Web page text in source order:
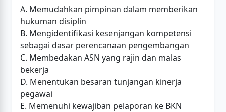
A. Memudahkan pimpinan dalam memberikan
hukuman disiplin
B. Mengidentifikasi kesenjangan kompetensi
sebagai dasar perencanaan pengembangan
C. Membedakan ASN yang rajin dan malas
bekerja
D. Menentukan besaran tunjangan kinerja
pegawai
E. Memenuhi kewajiban pelaporan ke BKN